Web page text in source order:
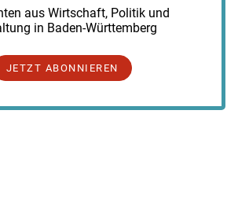
aus Wirtschaft, Politik und
in Baden-Württemberg
JETZT ABONNIEREN